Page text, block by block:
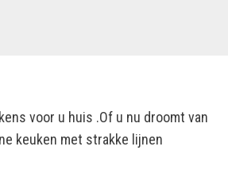
voor u huis .Of u nu droomt van
keuken met strakke lijnen